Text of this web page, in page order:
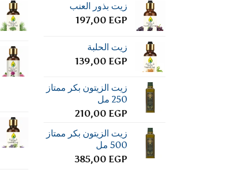
زيت بذور العنب
197,00 EGP
زيت الحلبة
139,00 EGP
زيت الزيتون بكر ممتاز
250 مل
210,00 EGP
زيت الزيتون بكر ممتاز
500 مل
385,00 EGP